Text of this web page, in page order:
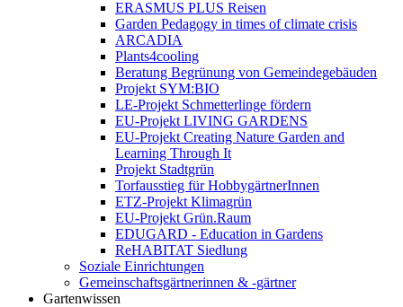
ERASMUS PLUS Reisen
Garden Pedagogy in times of climate crisis
ARCADIA
Plants4cooling
Beratung Begrünung von Gemeindegebäuden
Projekt SYM:BIO
LE-Projekt Schmetterlinge fördern
EU-Projekt LIVING GARDENS
EU-Projekt Creating Nature Garden and
Learning Through It
Projekt Stadtgrün
Torfausstieg für HobbygärtnerInnen
ETZ-Projekt Klimagrün
EU-Projekt Grün.Raum
EDUGARD - Education in Gardens
ReHABITAT Siedlung
Soziale Einrichtungen
Gemeinschaftsgärtnerinnen & -gärtner
Gartenwissen